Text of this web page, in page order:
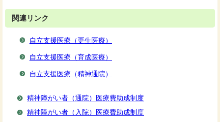
関連リンク
自立支援医療（更生医療）
自立支援医療（育成医療）
自立支援医療（精神通院）
精神障がい者（通院）医療費助成制度
精神障がい者（入院）医療費助成制度